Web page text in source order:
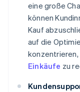
eine große
können
Kauf
auf die
konzentrieren,
Einkäufe zu